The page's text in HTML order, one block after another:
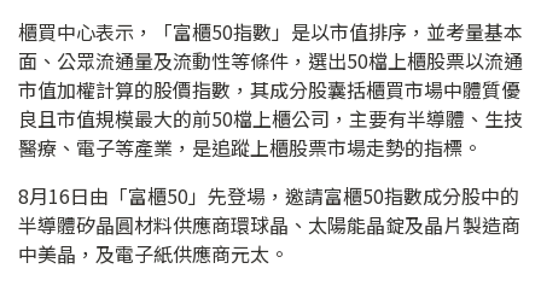
櫃買中心表示，「富櫃50指數」是以市值排序，並考量基本
面、公眾流通量及流動性等條件，選出50檔上櫃股票以流通
市值加權計算的股價指數，其成分股囊括櫃買市場中體質優
良且市值規模最大的前50檔上櫃公司，主要有半導體、生技
醫療、電子等產業，是追蹤上櫃股票市場走勢的指標。
8月16日由「富櫃50」先登場，邀請富櫃50指數成分股中的
半導體矽晶圓材料供應商環球晶、太陽能晶錠及晶片製造商
中美晶，及電子紙供應商元太。